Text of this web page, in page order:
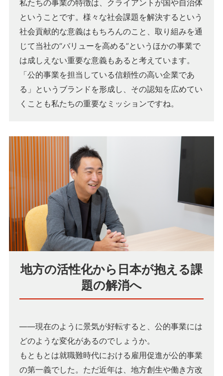
私たちの事業の特徴は、クライアントが国や自治体
ということです。様々な社会課題を解決するという
社会貢献的な意義はもちろんのこと、取り組みを通
じて当社の“バリューを高める”というほかの事業で
は成しえない重要な意義もあると考えています。
「公的事業を担当している信頼性の高い企業であ
る」というブランドを形成し、その認知を広めてい
くことも私たちの重要なミッションですね。
地方の活性化から日本が抱える課
題の解消へ
――現在のように景気が好転すると、公的事業には
どのような変化があるのでしょうか。
もともとは就職難時代における雇用促進が公的事業
の第一義でした。ただ近年は、地方創生や働き方改